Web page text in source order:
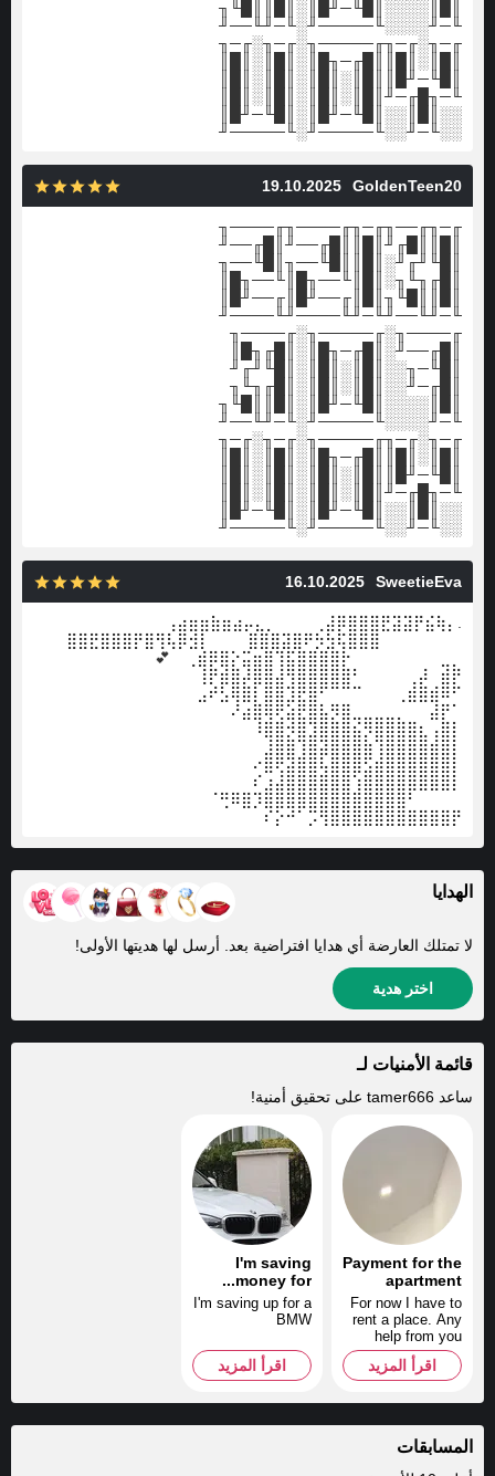
║█║░░░░║█╙─╜█║░║█║║█╙╖
╙─╜░░░░╙─────╜░╙─╜╙──╜
╓─╖░╓─╖╓─────╖░╓─╖░╓─╖
║█║░║█║║█╓─╖█║░║█║░║█║
║█╙─╜█║║█║░║█║░║█║░║█║
╙─╖█╓─╜║█║░║█║░║█║░║█║
░░║█║░░║█╙─╜█║░║█╙─╜█║
░░╙─╜░░╙─────╜░╙─────╜
GoldenTeen20
19.10.2025
╓─╖╓──╖╓─╖╓────╖╓────╖
║█║║█╓╜║█║║█╓──╜║█╓──╜
║█╙╜╓╜░║█║║█╙──╖║█╙──╖
║█╓╖╙╖░║█║╙──╖█║╙──╖█║
║█║║█╙╖║█║╓──╜█║╓──╜█║
╙─╜╙──╜╙─╜╙────╜╙────╜
╓────╖░╓─────╖░╓────╖
║█╓──╜░║█╓─╖█║░║█╓╖█║
║█╙─╖░░║█║░║█║░║█╙╜╓╜
║█╓─╜░░║█║░║█║░║█╓╖╙╖
║█║░░░░║█╙─╜█║░║█║║█╙╖
╙─╜░░░░╙─────╜░╙─╜╙──╜
╓─╖░╓─╖╓─────╖░╓─╖░╓─╖
║█║░║█║║█╓─╖█║░║█║░║█║
║█╙─╜█║║█║░║█║░║█║░║█║
╙─╖█╓─╜║█║░║█║░║█║░║█║
░░║█║░░║█╙─╜█║░║█╙─╜█║
░░╙─╜░░╙─────╜░╙─────╜
SweetieEva
16.10.2025
.⢠⣴⣶⣶⣷⣶⣴⡤⣄⡀ ⠀⠀⠀⢀⣼⡿⣿⣿⣿⣟⣽⣽⡟⣮⢷⡄
⠀⠀⠀⣿⣿⣟⣿⣿⣿⡟⣿⢻⢧⡿⣺⡇ ⠀⠀⠀⣿⣿⣿⣽⣿⠟⡳⣳⢯⣿⣿⣿⠀⠀⠀⠀⠀⠀ ⠀
💕 ⠀⢀⣾⡿⣿⡕⣭⣶⣿⢹⣯⣿⣿⣿⣿⡗⠀⠀⠀⠀⠀⠀⠀⠀⣀⡀
⠀⢸⡟⣾⣿⡼⣿⣿⣼⢻⣿⣿⣿⣿⣿⠃⠀⠀⠀⠀⢀⡼⠀⣾⡟
⣠⠞⣣⢿⣿⡇⣿⣿⣹⣟⣿⠋⠉⠉⠉⠀⠀⠀⢀⣾⣿⣾⠿⠋
⠜⣴⣿⢿⢟⣵⣟⣿⣧⡻⣿⣀⣀⣀⣀⡀⠀⠀⣼⡟⠁
⠀⠸⣿⣿⡺⣿⣹⣿⣿⣿⣮⡻⣿⣿⣿⣿⣆⢠⣿⡇
⠀⠀⣸⣿⣿⢹⣿⣽⣿⣿⣿⣷⢹⣿⣿⣿⣿⣾⣿⡇
⠀⠔⣿⢟⣽⣿⣿⢧⣿⣿⣿⣫⣾⣿⣿⣿⣿⣿⣿⡇
⠀⠎⣰⣼⣿⣿⣿⣿⣿⣿⢱⣿⣿⣿⣿⣿⣿⣿⣿⡇
⠀⠈⢛⠿⣿⡹⣿⣿⣿⣿⣿⣿⣿⣿⣿⣿⣿⣿⣿⠃⠀⠀⠀⠀
⠀⠎⡕⠚⠁⡩⢻⣿⣿⣿⣿⣿⣿⣿⣿⣿⣿⣿⡟
الهدايا
لا تمتلك العارضة أي هدايا افتراضية بعد. أرسل لها هديتها الأولى!
اختر هدية
قائمة الأمنيات لـ
ساعد tamer666 على تحقيق أمنية!
Payment for the
apartment
For now I have to
rent a place. Any
help from you
would be most
welcome. THANK
YOU!
اقرأ المزيد
I'm saving
money for...
I'm saving up for a
BMW
اقرأ المزيد
المسابقات